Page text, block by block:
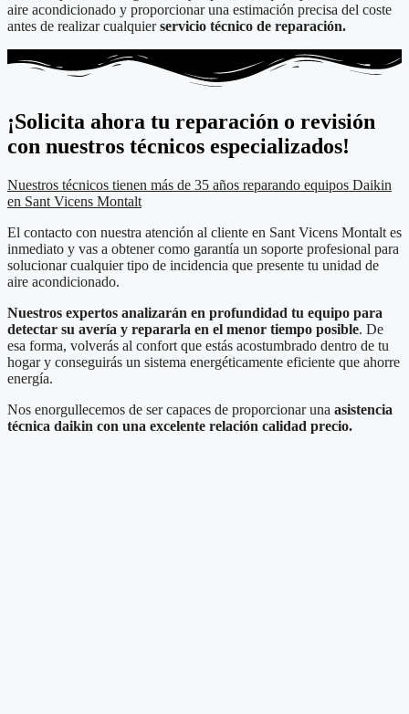
aire acondicionado y proporcionar una estimación precisa del coste
antes de realizar cualquierservicio técnico de reparación.
¡Solicita ahora tu reparación o revisión
con nuestros técnicos especializados!
Nuestros técnicos tienen más de 35 años reparando equipos Daikin
en Sant Vicens Montalt
El contacto con nuestra atención al cliente en Sant Vicens Montalt es
inmediato y vas a obtener como garantía un soporte profesional para
solucionar cualquier tipo de incidencia que presente tu unidad de
aire acondicionado.
Nuestros expertos analizarán en profundidad tu equipo para
detectar su avería y repararla en el menor tiempo posible. De
esa forma, volverás al confort que estás acostumbrado dentro de tu
hogar y conseguirás un sistema energéticamente eficiente que ahorre
energía.
Nos enorgullecemos de ser capaces de proporcionar una asistencia
técnica daikin con una excelente relación calidad precio.